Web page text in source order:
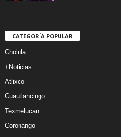
CATEGORÍA POPULAR
Cholula
+Noticias
Atlixco
Cuautlancingo
Texmelucan
Coronango